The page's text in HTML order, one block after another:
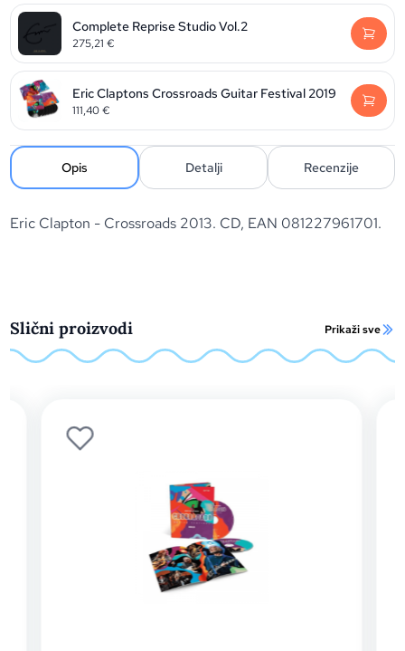
Complete Reprise Studio Vol.2
275,21€
Eric Claptons Crossroads Guitar Festival 2019
111,40€
Opis Detalji Recenzije
Eric Clapton - Crossroads 2013. CD, EAN 081227961701.
Slični proizvodi Prikaži sve